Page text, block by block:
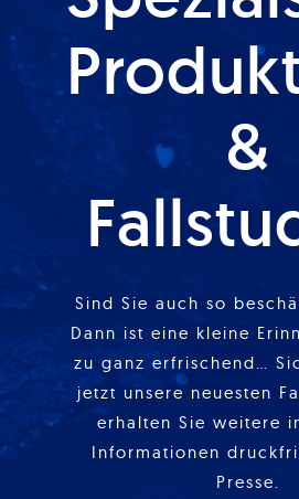
&
Sind Sie auch so
Dann ist eine kleine
zu ganz erfrischend…
jetzt unsere neuesten
erhalten Sie weitere
Informationen
Presse.